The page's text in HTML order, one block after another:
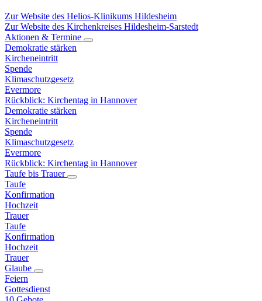
Zur Website des Helios-Klinikums Hildesheim
Zur Website des Kirchenkreises Hildesheim-Sarstedt
Aktionen & Termine
Demokratie stärken
Kircheneintritt
Spende
Klimaschutzgesetz
Evermore
Rückblick: Kirchentag in Hannover
Demokratie stärken
Kircheneintritt
Spende
Klimaschutzgesetz
Evermore
Rückblick: Kirchentag in Hannover
Taufe bis Trauer
Taufe
Konfirmation
Hochzeit
Trauer
Taufe
Konfirmation
Hochzeit
Trauer
Glaube
Feiern
Gottesdienst